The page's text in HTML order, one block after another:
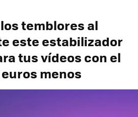
temblores al
este estabilizador
tus vídeos con el
menos